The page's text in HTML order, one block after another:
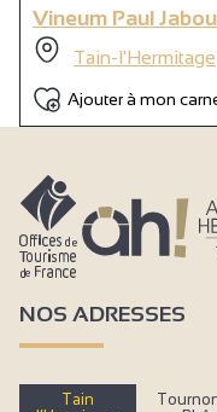
Vineum Paul
Tain-l'Hermitage
Ajouter à mon
NOS ADRESSES
Tain